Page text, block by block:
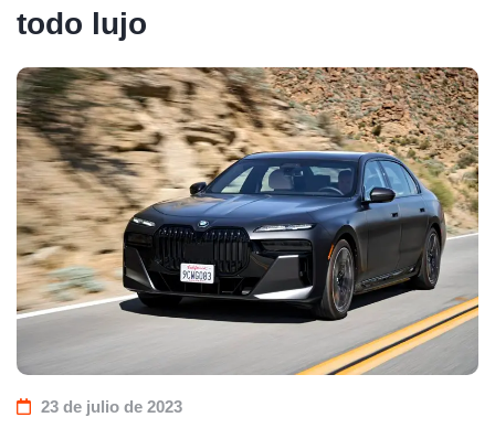
todo lujo
23 de julio de 2023